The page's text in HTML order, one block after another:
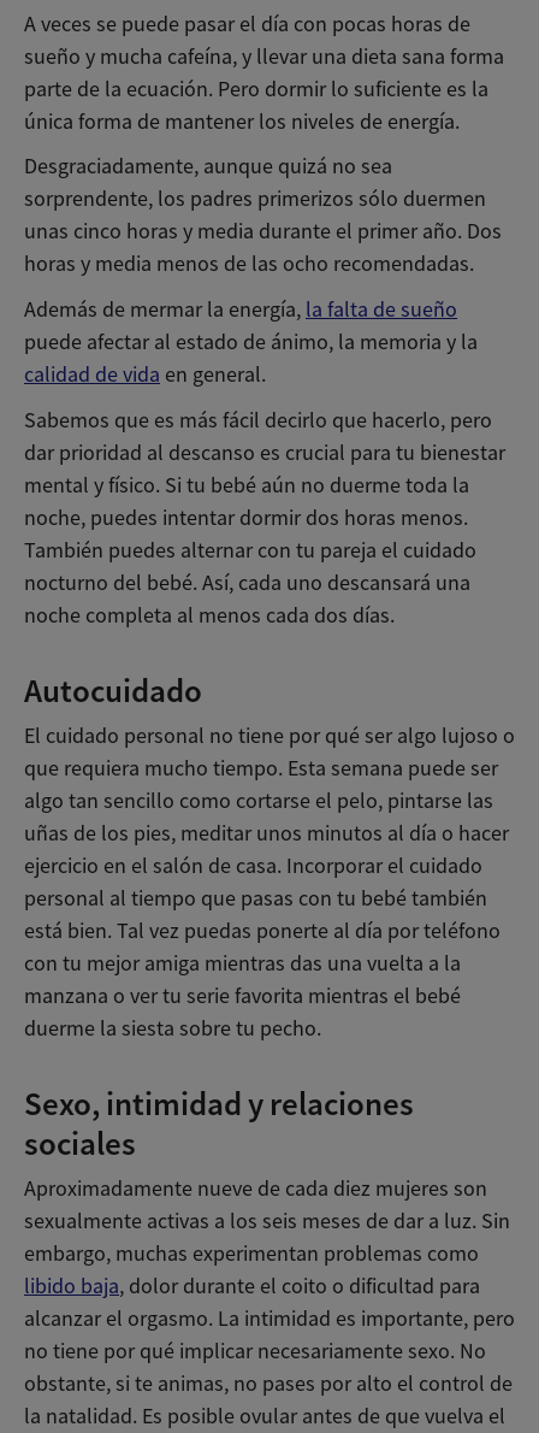
A veces se puede pasar el día con pocas horas de
sueño y mucha cafeína, y llevar una dieta sana forma
parte de la ecuación. Pero dormir lo suficiente es la
única forma de mantener los niveles de energía.
Desgraciadamente, aunque quizá no sea
sorprendente, los padres primerizos sólo duermen
unas cinco horas y media durante el primer año. Dos
horas y media menos de las ocho recomendadas.
Además de mermar la energía, la falta de sueño
puede afectar al estado de ánimo, la memoria y la
calidad de vida en general.
Sabemos que es más fácil decirlo que hacerlo, pero
dar prioridad al descanso es crucial para tu bienestar
mental y físico. Si tu bebé aún no duerme toda la
noche, puedes intentar dormir dos horas menos.
También puedes alternar con tu pareja el cuidado
nocturno del bebé. Así, cada uno descansará una
noche completa al menos cada dos días.
Autocuidado
El cuidado personal no tiene por qué ser algo lujoso o
que requiera mucho tiempo. Esta semana puede ser
algo tan sencillo como cortarse el pelo, pintarse las
uñas de los pies, meditar unos minutos al día o hacer
ejercicio en el salón de casa. Incorporar el cuidado
personal al tiempo que pasas con tu bebé también
está bien. Tal vez puedas ponerte al día por teléfono
con tu mejor amiga mientras das una vuelta a la
manzana o ver tu serie favorita mientras el bebé
duerme la siesta sobre tu pecho.
Sexo, intimidad y relaciones
sociales
Aproximadamente nueve de cada diez mujeres son
sexualmente activas a los seis meses de dar a luz. Sin
embargo, muchas experimentan problemas como
libido baja, dolor durante el coito o dificultad para
alcanzar el orgasmo. La intimidad es importante, pero
no tiene por qué implicar necesariamente sexo. No
obstante, si te animas, no pases por alto el control de
la natalidad. Es posible ovular antes de que vuelva el